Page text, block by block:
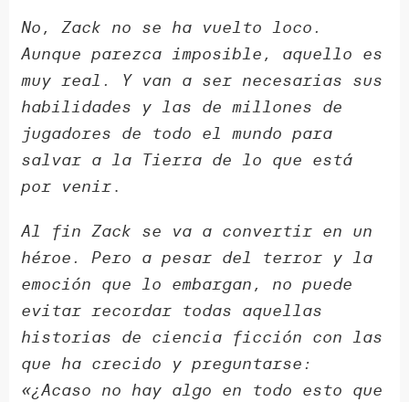
No, Zack no se ha vuelto loco.
Aunque parezca imposible, aquello es
muy real. Y van a ser necesarias sus
habilidades y las de millones de
jugadores de todo el mundo para
salvar a la Tierra de lo que está
por venir.
Al fin Zack se va a convertir en un
héroe. Pero a pesar del terror y la
emoción que lo embargan, no puede
evitar recordar todas aquellas
historias de ciencia ficción con las
que ha crecido y preguntarse:
«¿Acaso no hay algo en todo esto que